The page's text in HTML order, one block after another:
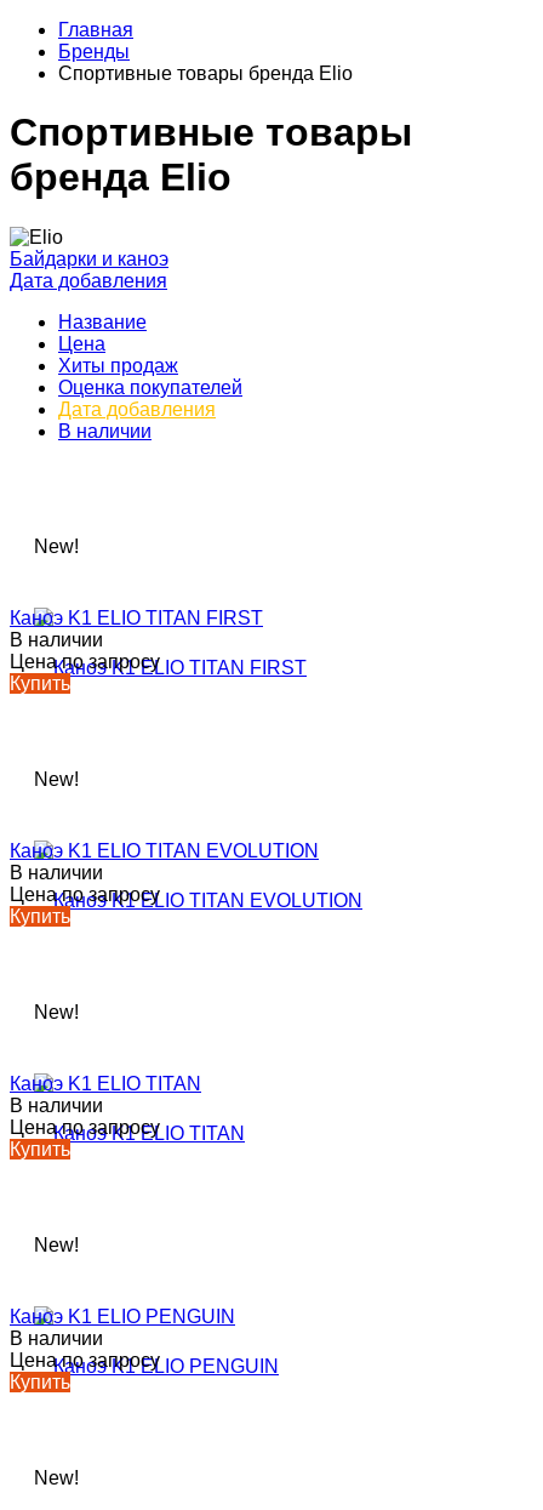
Главная
Бренды
Спортивные товары бренда Elio
Спортивные товары
бренда Elio
Байдарки и каноэ
Дата добавления
Название
Цена
Хиты продаж
Оценка покупателей
Дата добавления
В наличии
New!
Каноэ K1 ELIO TITAN FIRST
В наличии
Цена по запросу
Купить
New!
Каноэ K1 ELIO TITAN EVOLUTION
В наличии
Цена по запросу
Купить
New!
Каноэ K1 ELIO TITAN
В наличии
Цена по запросу
Купить
New!
Каноэ K1 ELIO PENGUIN
В наличии
Цена по запросу
Купить
New!